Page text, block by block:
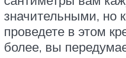
значительными, но
проведете в этом
более, вы